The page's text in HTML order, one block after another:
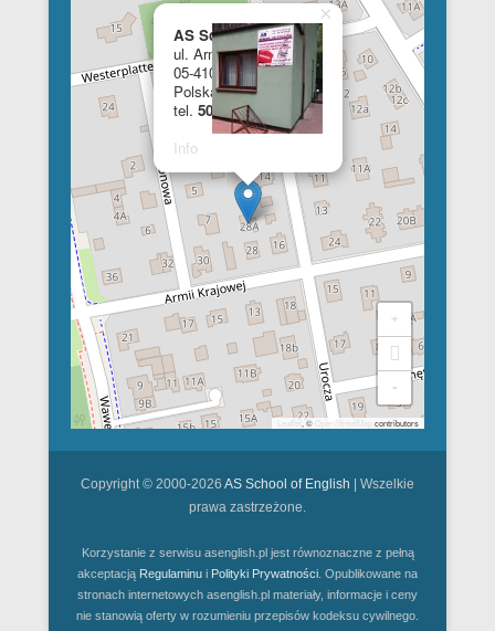
AS School of English
ul. Armii Krajowej 28a
05-410 Józefów
Polska
tel. 508 348 681
Info
×
+
-
, © OpenStreetMap contributors
Copyright © 2000-2026 AS School of English | Wszelkie
prawa zastrzeżone.
Korzystanie z serwisu asenglish.pl jest równoznaczne z pełną
akceptacją Regulaminu i Polityki Prywatności. Opublikowane na
stronach internetowych asenglish.pl materiały, informacje i ceny
nie stanowią oferty w rozumieniu przepisów kodeksu cywilnego.